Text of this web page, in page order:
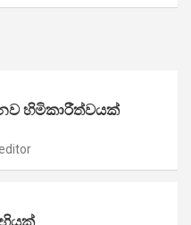
හිමිකාරීත්වයක්